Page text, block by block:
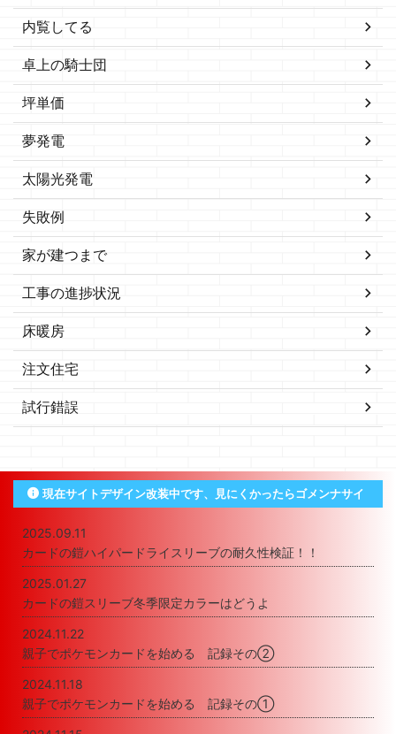
内覧してる
卓上の騎士団
坪単価
夢発電
太陽光発電
失敗例
家が建つまで
工事の進捗状況
床暖房
注文住宅
試行錯誤
現在サイトデザイン改装中です、見にくかったらゴメンナサイ
2025.09.11
カードの鎧ハイパードライスリーブの耐久性検証！！
2025.01.27
カードの鎧スリーブ冬季限定カラーはどうよ
2024.11.22
親子でポケモンカードを始める 記録その②
2024.11.18
親子でポケモンカードを始める 記録その①